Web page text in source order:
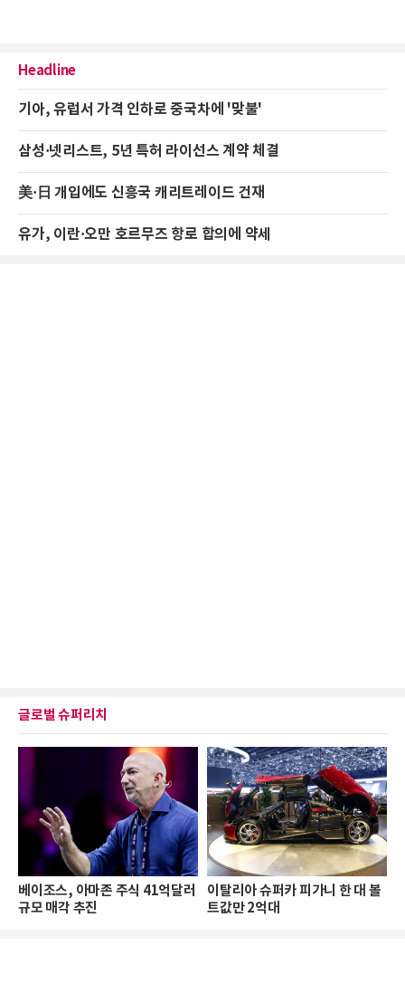
Headline
기아, 유럽서 가격 인하로 중국차에 '맞불'
삼성·넷리스트, 5년 특허 라이선스 계약 체결
美·日 개입에도 신흥국 캐리트레이드 건재
유가, 이란·오만 호르무즈 항로 합의에 약세
글로벌 슈퍼리치
베이조스, 아마존 주식 41억달러
규모 매각 추진
이탈리아 슈퍼카 피가니 한 대 볼
트값만 2억대